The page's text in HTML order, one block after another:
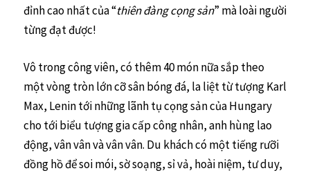
đỉnh cao nhất của “thiên đàng cọng sản” mà loài người
từng đạt được!
Vô trong công viên, có thêm 40 món nữa sắp theo
một vòng tròn lớn cỡ sân bóng đá, la liệt từ tượng Karl
Max, Lenin tới những lãnh tụ cọng sản của Hungary
cho tới biểu tượng gia cấp công nhân, anh hùng lao
động, vân vân và vân vân. Du khách có một tiếng rưỡi
đồng hồ để soi mói, sờ soạng, sỉ vả, hoài niệm, tư duy,